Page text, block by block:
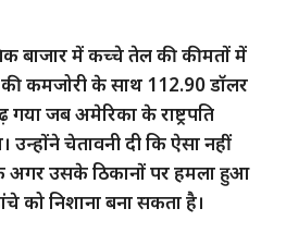
बाजार में कच्चे तेल की कीमतों में
की कमजोरी के साथ 112.90 डॉलर
जब अमेरिका के राष्ट्रपति
उन्होंने चेतावनी दी कि ऐसा नहीं
अगर उसके ठिकानों पर हमला हुआ
को निशाना बना सकता है।